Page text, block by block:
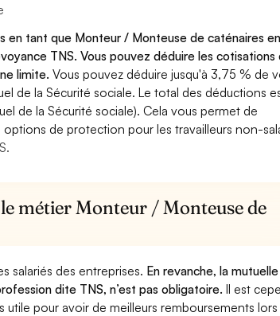
en tant que Monteur / Monteuse de caténaires en
TNS. Vous pouvez déduire les cotisations
limite.Vous pouvez déduire jusqu'à 3,75 % de
de la Sécurité sociale. Le total des déductions
de la Sécurité sociale). Cela vous permet de
de protection pour les travailleurs non-
métier Monteur / Monteuse de
salariés des entreprises. En revanche, la
dite TNS, n’est pas obligatoire.Il est
pour avoir de meilleurs remboursements